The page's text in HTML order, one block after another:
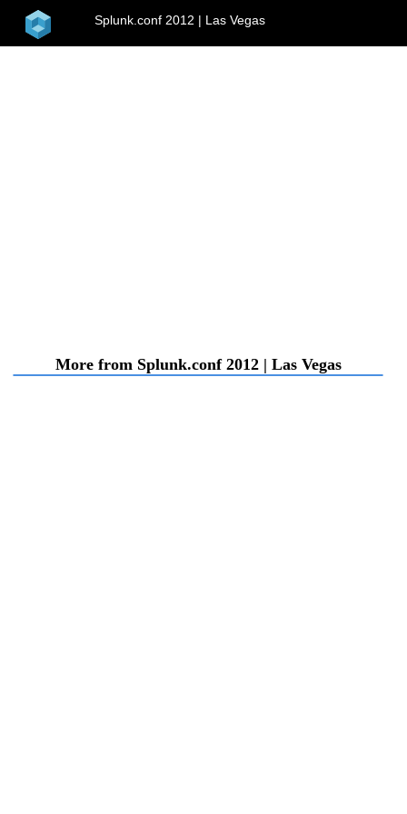
home Splunk.conf 2012 | Las Vegas
More from Splunk.conf 2012 | Las Vegas